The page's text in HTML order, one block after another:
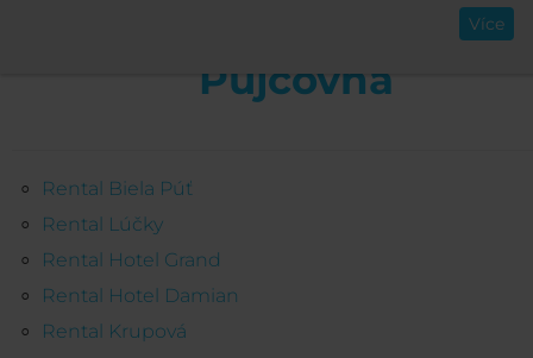
Pújčovna
Rental Biela Púť
Rental Lúčky
Rental Hotel Grand
Rental Hotel Damian
Rental Krupová
Více